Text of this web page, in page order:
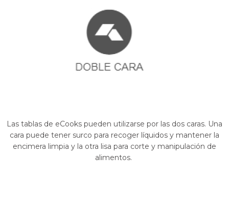
Las tablas de eCooks pueden utilizarse por las dos caras. Una
cara puede tener surco para recoger líquidos y mantener la
encimera limpia y la otra lisa para corte y manipulación de
alimentos.